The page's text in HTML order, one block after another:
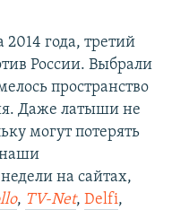
2014 года, третий
России. Выбрали
пространство
Даже латыши не
могут потерять
наши
на сайтах,
, TV-Net, Delfi,